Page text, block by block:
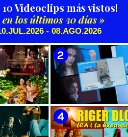
10 Videoclips más vistos!
los últimos 30 días »
- 08.AGO.2026